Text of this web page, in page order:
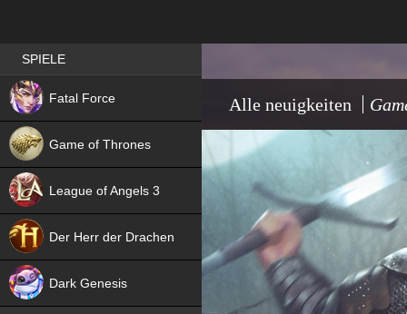
Alle neuigkeiten
Best RPG games in Germany
SPIELE
Fatal Force
NEW
Game of Thrones
League of Angels 3
Der Herr der Drachen
Dark Genesis
NEW